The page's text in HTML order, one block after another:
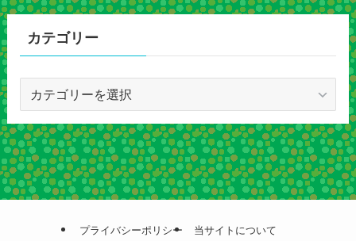
イ
カテゴリー
ゴ
リ
ー
プライバシーポリシー 当サイトについて